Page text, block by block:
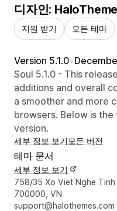
디자인:
지원 받기 모든 테마
Version 5.1.0•
Soul 5.1.0 - This
additions and overall
a smoother and more
browsers. Below is
version.
세부 정보 보기 모든 버전
테마 문서
세부 정보 보기
디자이너 연락처 세부
758/35 Xo Viet Nghe Tinh
700000, VN
support@halothemes.com